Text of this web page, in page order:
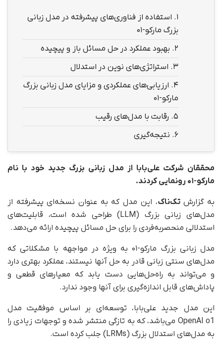
1. استفاده از فناوری‌های پیشرفته در مدل زبانی
بزرگ مارکو-۰۱
2. بهبود عملکرد در حل مسائل باز و پیچیده
3. استراتژی‌های نوین در استدلال
4. ارزیابی‌های عملکردی و مزایای مدل زبانی بزرگ
مارکو-۰۱
5. رقابت با مدل‌های رقیب
6. نتیجه‌گیری
محققان شرکت علی‌بابا از مدل زبانی بزرگ جدید خود با نام
مارکو-۰۱ رونمایی کردند.
به گزارشتک‌ناک، این مدل که به‌ عنوان نسخه‌ای پیشرفته از
مدل‌های زبانی بزرگ (LLM) طراحی شده است، قابلیت‌های
استدلالی منحصربه‌فردی را برای حل مسائل پیچیده ارائه می‌دهد.
مدل زبانی بزرگ مارکو-۰۱ به‌ ویژه در مواجهه با مشکلاتی که
مدل‌های سنتی زبانی قادر به حل آنها نیستند، عملکرد بهتری دارد
و می‌تواند به راه‌حل‌هایی دست یابد که معیارهای قطعی و
پاداش‌های قابل اندازه‌گیری برای آنها وجود ندارد.
این مدل جدید علی‌بابا، توسعه‌ای بر اساس موفقیت مدل
OpenAI o1 می‌باشد، که به‌ تازگی منتشر شده و توجهات زیادی را
به مدل‌های استدلال بزرگ (LRMs) جلب کرده است.